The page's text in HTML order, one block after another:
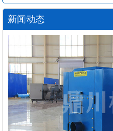
新闻动态